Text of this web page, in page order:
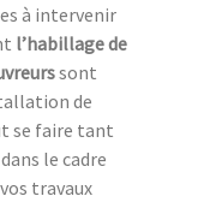
à intervenir
l’habillage de
sont
de
se faire tant
le cadre
travaux